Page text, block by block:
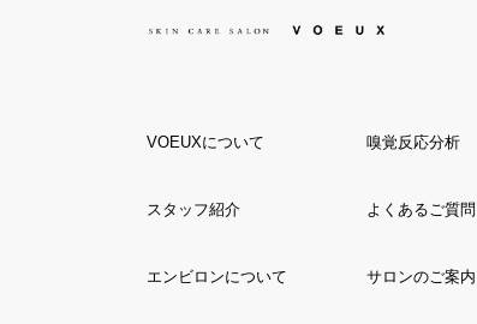
VOEUXについて
スタッフ紹介
エンビロンについて
嗅覚反応分析
よくあるご質
サロンのご案内